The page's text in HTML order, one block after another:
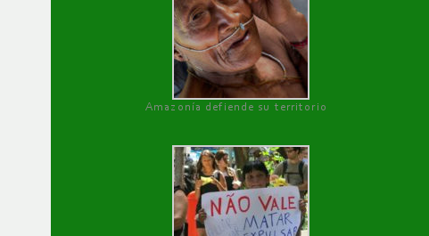
Amazonía defiende su territorio